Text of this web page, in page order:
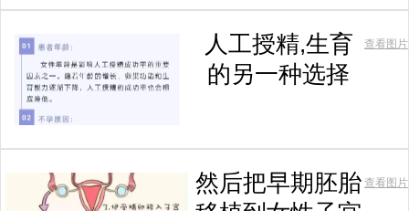
人工授精,生育
的另一种选择
查看图片
然后把早期胚胎 查看图片